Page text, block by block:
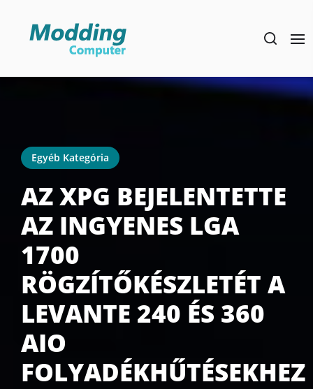
Egyéb Kategória
AZ XPG BEJELENTETTE
AZ INGYENES LGA
1700
RÖGZÍTŐKÉSZLETÉT A
LEVANTE 240 ÉS 360
AIO
FOLYADÉKHŰTÉSEKHEZ